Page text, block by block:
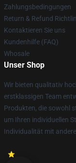
Zahlungsbedingungen
Return & Refund
Kontaktieren Sie uns
Kundenhilfe (FAQ)
Whosale
Unser Shop
Wir bieten qualitativ
erstklassigen Team
Produkten, die sowohl
um Ihren individuellen
Individualität mit